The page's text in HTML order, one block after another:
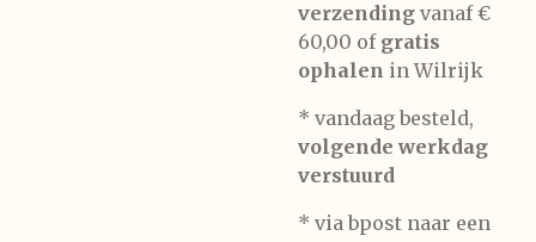
verzending vanaf €
60,00 of gratis
ophalen in Wilrijk
* vandaag besteld,
volgende werkdag
verstuurd
* via bpost naar een